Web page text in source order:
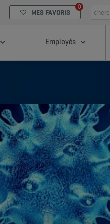
MES FAVORIS
0
Employés